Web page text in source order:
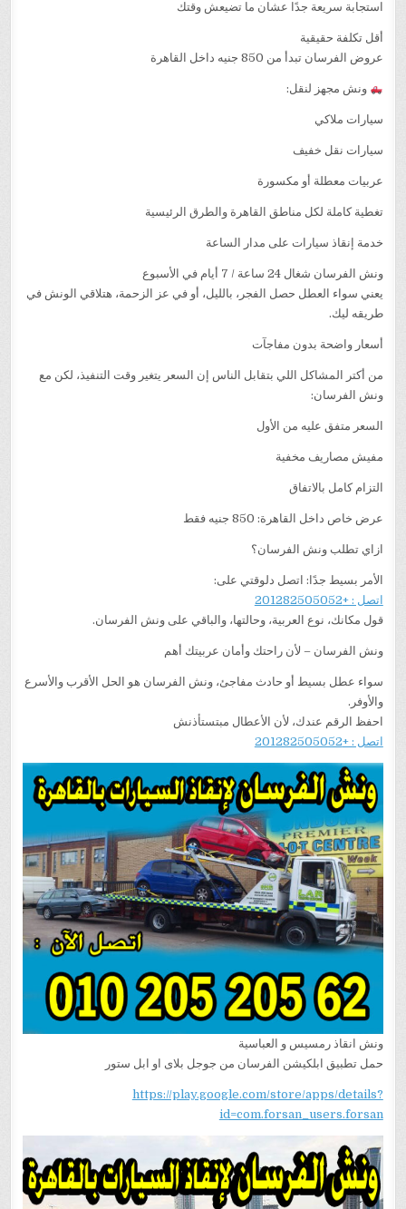
استجابة سريعة جدًا عشان ما تضيعش وقتك
أقل تكلفة حقيقية
عروض الفرسان تبدأ من 850 جنيه داخل القاهرة
ونش مجهز لنقل:
سيارات ملاكي
سيارات نقل خفيف
عربيات معطلة أو مكسورة
تغطية كاملة لكل مناطق القاهرة والطرق الرئيسية
خدمة إنقاذ سيارات على مدار الساعة
ونش الفرسان شغال 24 ساعة / 7 أيام في الأسبوع
يعني سواء العطل حصل الفجر، بالليل، أو في عز الزحمة، هتلاقي الونش في
طريقه ليك.
أسعار واضحة بدون مفاجآت
من أكتر المشاكل اللي بتقابل الناس إن السعر يتغير وقت التنفيذ، لكن مع
ونش الفرسان:
السعر متفق عليه من الأول
مفيش مصاريف مخفية
التزام كامل بالاتفاق
عرض خاص داخل القاهرة: 850 جنيه فقط
ازاي تطلب ونش الفرسان؟
الأمر بسيط جدًا: اتصل دلوقتي على:
اتصل : +201282505052
قول مكانك، نوع العربية، وحالتها، والباقي على ونش الفرسان.
ونش الفرسان – لأن راحتك وأمان عربيتك أهم
سواء عطل بسيط أو حادث مفاجئ، ونش الفرسان هو الحل الأقرب والأسرع
والأوفر.
احفظ الرقم عندك، لأن الأعطال مبتستأذنش
اتصل : +201282505052
ونش انقاذ رمسيس و العباسية
حمل تطبيق ابلكيشن الفرسان من جوجل بلاى او ابل ستور
https://play.google.com/store/apps/details?
id=com.forsan_users.forsan